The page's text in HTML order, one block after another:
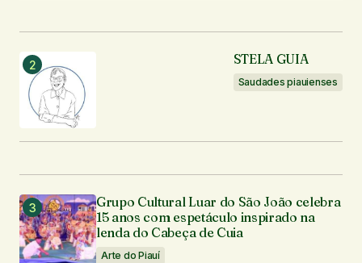
STELA GUIA
Saudades piauienses
Grupo Cultural Luar do São João celebra
15 anos com espetáculo inspirado na
lenda do Cabeça de Cuia
Arte do Piauí